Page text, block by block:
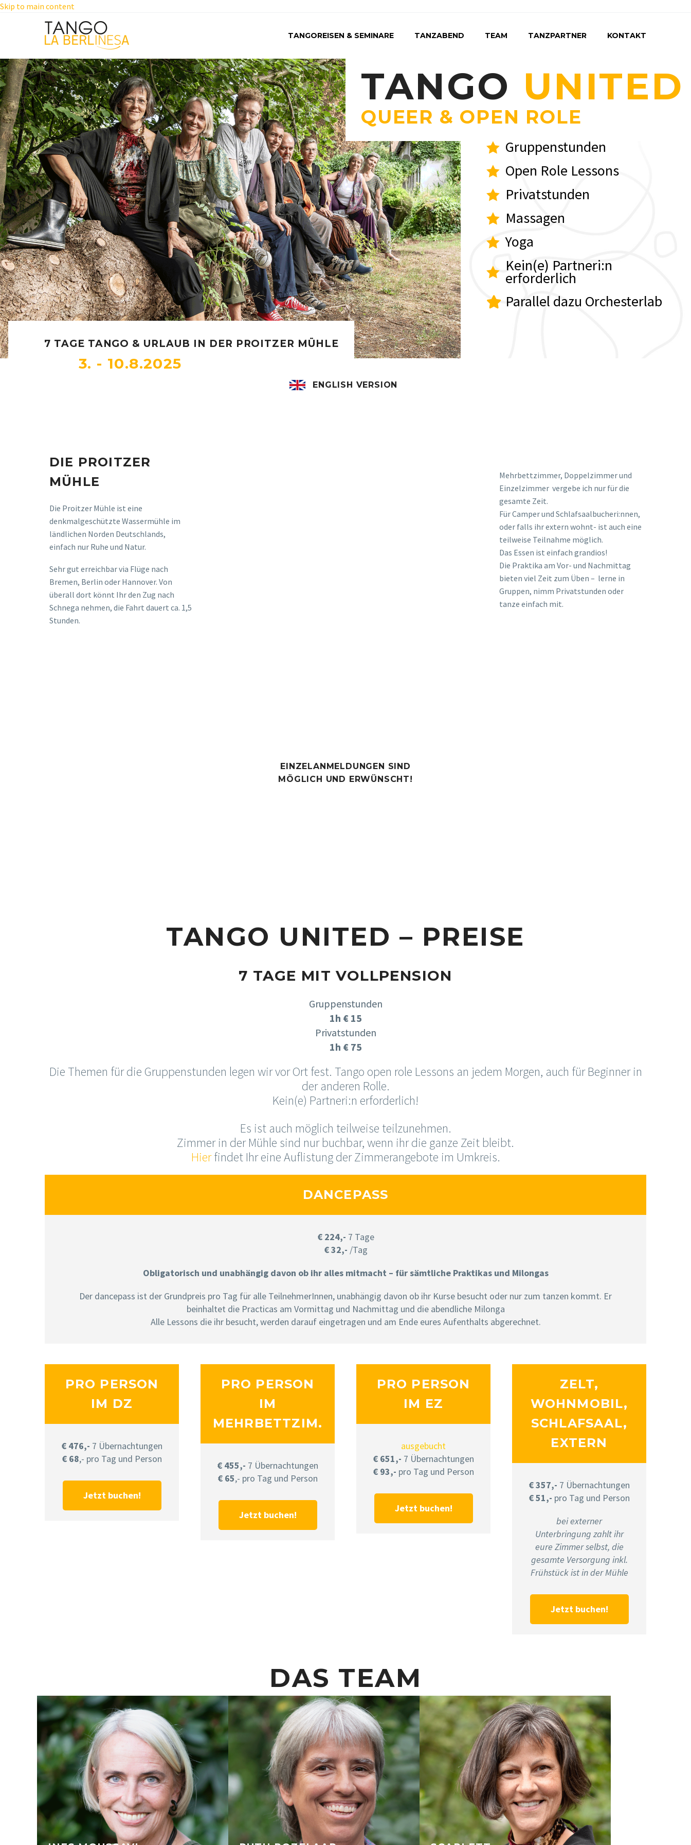
Skip to main content
TANGOREISEN & SEMINARE TANZABEND TEAM TANZPARTNER KONTAKT
TANGO UNITED
QUEER & OPEN ROLE
Flexible Kurseinteilung
Gruppenstunden
Open Role Lessons
Privatstunden
Massagen
Yoga
Kein(e) Partneri:n
erforderlich
Parallel dazu Orchesterlab
7 TAGE TANGO & URLAUB IN DER PROITZER MÜHLE
3. - 10.8.2025
ENGLISH VERSION
DIE PROITZER
MÜHLE
Die Proitzer Mühle ist eine
denkmalgeschützte Wassermühle im
ländlichen Norden Deutschlands,
einfach nur Ruhe und Natur.
Sehr gut erreichbar via Flüge nach
Bremen, Berlin oder Hannover. Von
überall dort könnt Ihr den Zug nach
Schnega nehmen, die Fahrt dauert ca. 1,5
Stunden.
Mehrbettzimmer, Doppelzimmer und
Einzelzimmer vergebe ich nur für die
gesamte Zeit.
Für Camper und Schlafsaalbucheri:nnen,
oder falls ihr extern wohnt- ist auch eine
teilweise Teilnahme möglich.
Das Essen ist einfach grandios!
Die Praktika am Vor- und Nachmittag
bieten viel Zeit zum Üben – lerne in
Gruppen, nimm Privatstunden oder
tanze einfach mit.
EINZELANMELDUNGEN SIND
MÖGLICH UND ERWÜNSCHT!
TANGO UNITED – PREISE
7 TAGE MIT VOLLPENSION
Gruppenstunden
1h € 15
Privatstunden
1h € 75
Die Themen für die Gruppenstunden legen wir vor Ort fest. Tango open role Lessons an jedem Morgen, auch für Beginner in
der anderen Rolle.
Kein(e) Partneri:n erforderlich!
Es ist auch möglich teilweise teilzunehmen.
Zimmer in der Mühle sind nur buchbar, wenn ihr die ganze Zeit bleibt.
Hierfindet Ihr eine Auflistung der Zimmerangebote im Umkreis.
DANCEPASS
€ 224,- 7 Tage
€ 32,- /Tag
Obligatorisch und unabhängig davon ob ihr alles mitmacht – für sämtliche Praktikas und Milongas
Der dancepass ist der Grundpreis pro Tag für alle TeilnehmerInnen, unabhängig davon ob ihr Kurse besucht oder nur zum tanzen kommt. Er
beinhaltet die Practicas am Vormittag und Nachmittag und die abendliche Milonga
Alle Lessons die ihr besucht, werden darauf eingetragen und am Ende eures Aufenthalts abgerechnet.
PRO PERSON
IM DZ
€ 476,- 7 Übernachtungen
€ 68,- pro Tag und Person
Jetzt buchen!
PRO PERSON
IM
MEHRBETTZIM.
€ 455,- 7 Übernachtungen
€ 65,- pro Tag und Person
Jetzt buchen!
PRO PERSON
IM EZ
ausgebucht
€ 651,- 7 Übernachtungen
€ 93,- pro Tag und Person
Jetzt buchen!
ZELT,
WOHNMOBIL,
SCHLAFSAAL,
EXTERN
€ 357,- 7 Übernachtungen
€ 51,- pro Tag und Person
bei externer
Unterbringung zahlt ihr
eure Zimmer selbst, die
gesamte Versorgung inkl.
Frühstück ist in der Mühle
Jetzt buchen!
DAS TEAM​